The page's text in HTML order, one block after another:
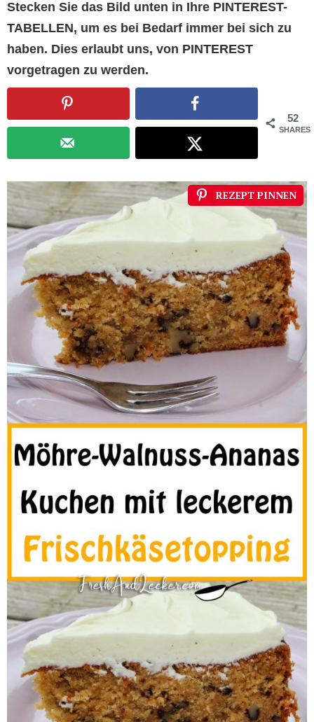
Stecken Sie das Bild unten in Ihre PINTEREST-
TABELLEN, um es bei Bedarf immer bei sich zu
haben. Dies erlaubt uns, von PINTEREST
vorgetragen zu werden.
52
SHARES
REZEPT PINNEN